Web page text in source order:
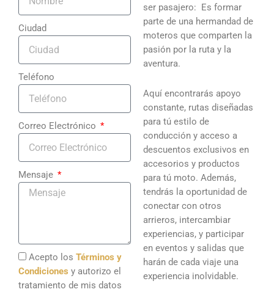
Ciudad
Teléfono
Correo Electrónico
Mensaje
Acepto los Términos y
Condiciones y autorizo el
tratamiento de mis datos
ser pasajero: Es formar
parte de una hermandad de
moteros que comparten la
pasión por la ruta y la
aventura.
Aquí encontrarás apoyo
constante, rutas diseñadas
para tú estilo de
conducción y acceso a
descuentos exclusivos en
accesorios y productos
para tú moto. Además,
tendrás la oportunidad de
conectar con otros
arrieros, intercambiar
experiencias, y participar
en eventos y salidas que
harán de cada viaje una
experiencia inolvidable.